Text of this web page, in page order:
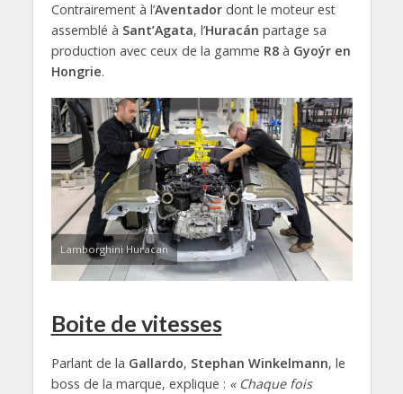
Contrairement à l’Aventadordont le moteur est
assemblé à Sant’Agata, l’Huracán partage sa
production avec ceux de la gamme R8à Gyoýr en
Hongrie.
Lamborghini Huracan
Boite de vitesses
Parlant de la Gallardo, Stephan Winkelmann, le
boss de la marque, explique : « Chaque fois